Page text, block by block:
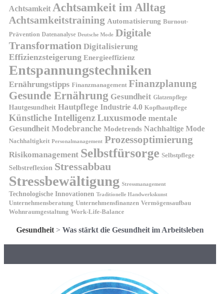
Achtsamkeit Achtsamkeit im Alltag
Achtsamkeitstraining Automatisierung Burnout-
Prävention Datenanalyse Deutsche Mode Digitale
Transformation Digitalisierung
Effizienzsteigerung Energieeffizienz
Entspannungstechniken
Ernährungstipps Finanzmanagement Finanzplanung
Gesunde Ernährung Gesundheit Glatzenpflege
Hautgesundheit Hautpflege Industrie 4.0 Kopfhautpflege
Künstliche IntelligenzLuxusmode mentale
Gesundheit Modebranche Modetrends Nachhaltige Mode
Nachhaltigkeit Personalmanagement Prozessoptimierung
Risikomanagement Selbstfürsorge Selbstpflege
Selbstreflexion Stressabbau
Stressbewältigung Stressmanagement
Technologische Innovationen Traditionelle Handwerkskunst
Unternehmensberatung Unternehmensfinanzen Vermögensaufbau
Wohnraumgestaltung Work-Life-Balance
Gesundheit > Was stärkt die Gesundheit im Arbeitsleben